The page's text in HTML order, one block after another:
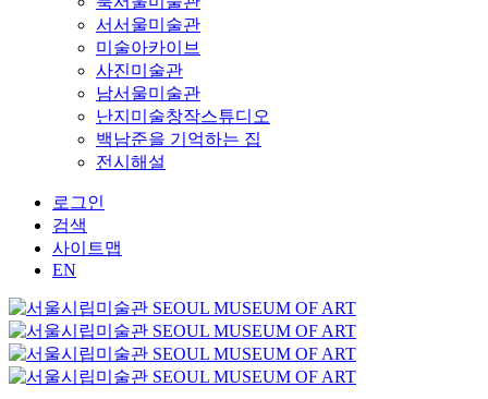
서서울미술관
미술아카이브
사진미술관
남서울미술관
난지미술창작스튜디오
백남준을 기억하는 집
전시해설
로그인
검색
사이트맵
EN